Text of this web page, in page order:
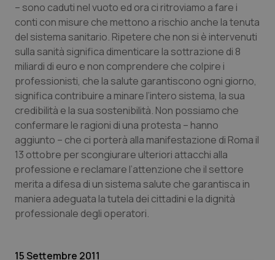
Veneto
Oncoematologia
Oncologia & Nutrizione
Psoriasi & pelle
Quotidiano Cardiologia
Quotidiano Chirurgia
Quotidiano Oncologia
Quotidiano Pediatria
– sono caduti nel vuoto ed ora ci ritroviamo a fare i
conti con misure che mettono a rischio anche la tenuta
del sistema sanitario. Ripetere che non si è intervenuti
sulla sanità significa dimenticare la sottrazione di 8
miliardi di euro e non comprendere che colpire i
professionisti, che la salute garantiscono ogni giorno,
significa contribuire a minare l’intero sistema, la sua
credibilità e la sua sostenibilità. Non possiamo che
confermare le ragioni di una protesta – hanno
aggiunto – che ci porterà alla manifestazione di Roma il
13 ottobre per scongiurare ulteriori attacchi alla
professione e reclamare l’attenzione che il settore
merita a difesa di un sistema salute che garantisca in
maniera adeguata la tutela dei cittadini e la dignità
professionale degli operatori.
15 Settembre 2011